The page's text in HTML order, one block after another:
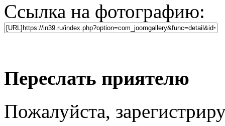
Ссылка на фотографию:
Переслать приятелю
Пожалуйста,